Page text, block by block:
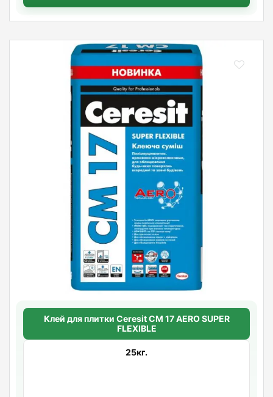
Клей для плитки Ceresit CM 17 AERO SUPER
FLEXIBLE
25кг.